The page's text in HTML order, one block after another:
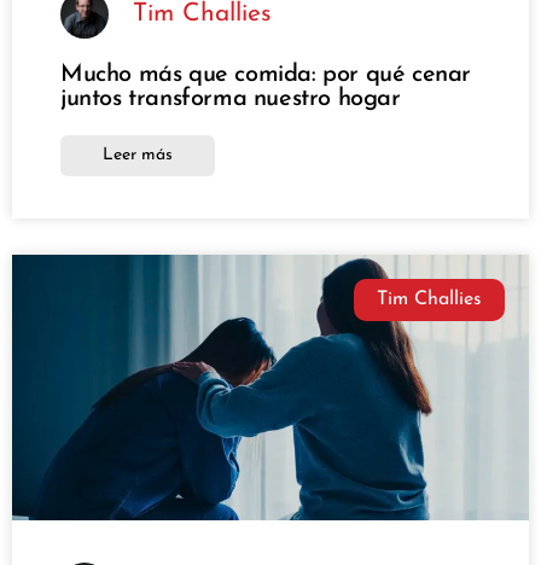
Tim Challies
Mucho más que comida: por qué cenar
juntos transforma nuestro hogar
Leer más
Tim Challies